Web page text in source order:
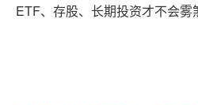
ETF、存股、长期投资才不会雾